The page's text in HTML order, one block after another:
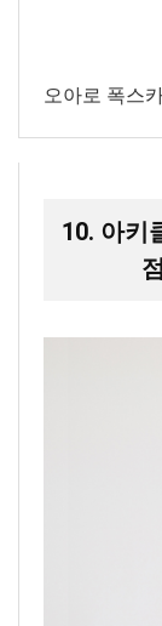
오아로 폭스
10. 아키